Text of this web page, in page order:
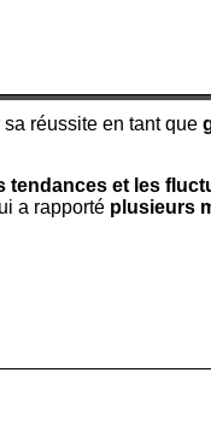
réussite en tant que
tendances et les
a rapporté plusieurs